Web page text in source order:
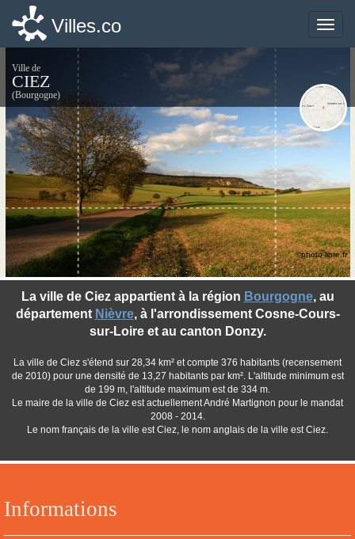
Toggle
Villes.co
Ville de
CIEZ
(Bourgogne)
Informations
La ville de Ciez appartient à la région Bourgogne, au
département Nièvre, à l'arrondissement Cosne-Cours-
sur-Loire et au canton Donzy.
La ville de Ciez s'étend sur 28,34 km² et compte 376 habitants (recensement
de 2010) pour une densité de 13,27 habitants par km². L'altitude minimum est
de 199 m, l'altitude maximum est de 334 m.
Le maire de la ville de Ciez est actuellement André Martignon pour le mandat
2008 - 2014.
Le nom français de la ville est Ciez, le nom anglais de la ville est Ciez.
©photo-libre.fr
Toggle
Villes.co